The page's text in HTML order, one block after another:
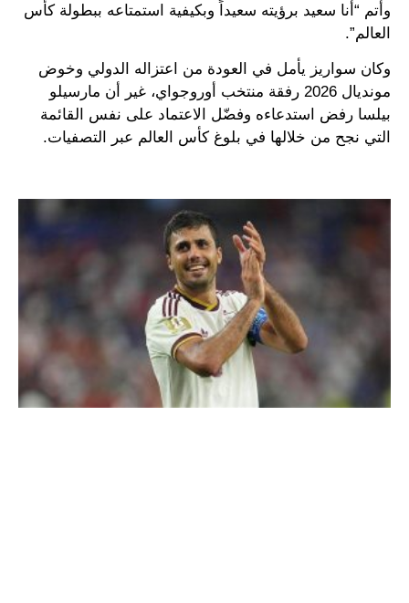
وأتم “أنا سعيد برؤيته سعيداً وبكيفية استمتاعه ببطولة كأس
العالم”.
وكان سواريز يأمل في العودة من اعتزاله الدولي وخوض
مونديال 2026 رفقة منتخب أوروجواي، غير أن مارسيلو
بيلسا رفض استدعاءه وفضّل الاعتماد على نفس القائمة
التي نجح من خلالها في بلوغ كأس العالم عبر التصفيات.